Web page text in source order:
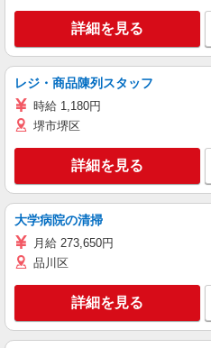
詳細を見る
レジ・商品陳列スタッフ
時給 1,180円
堺市堺区
詳細を見る
大学病院の清掃
月給 273,650円
品川区
詳細を見る